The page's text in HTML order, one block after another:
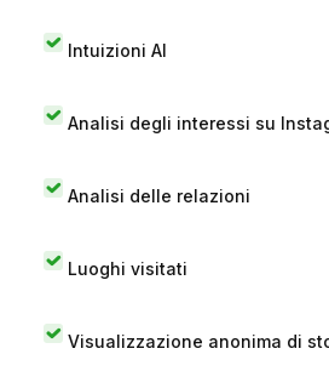
Intuizioni AI
Analisi degli interessi su
Analisi delle relazioni
Luoghi visitati
Visualizzazione anonima di